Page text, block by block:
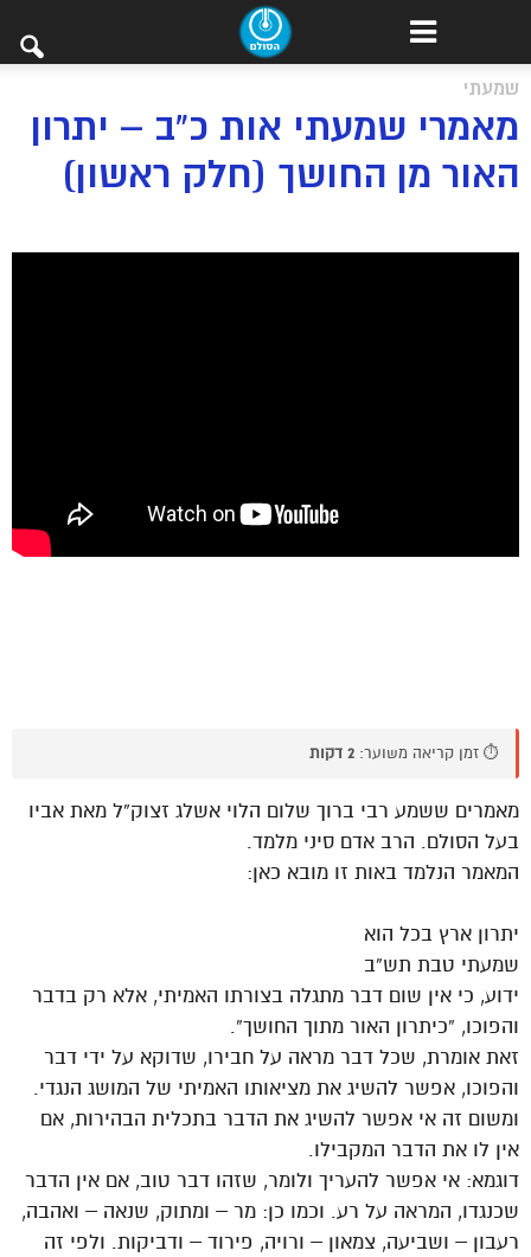
שמעתי
מאמרי שמעתי אות כ”ב – יתרון
האור מן החושך (חלק ראשון)
⏱️ זמן קריאה משוער: 2 דקות
מאמרים ששמע רבי ברוך שלום הלוי אשלג זצוק”ל מאת אביו
בעל הסולם. הרב אדם סיני מלמד.
המאמר הנלמד באות זו מובא כאן:
יתרון ארץ בכל הוא
שמעתי טבת תש”ב
ידוע, כי אין שום דבר מתגלה בצורתו האמיתי, אלא רק בדבר
והפוכו, “כיתרון האור מתוך החושך”.
זאת אומרת, שכל דבר מראה על חבירו, שדוקא על ידי דבר
והפוכו, אפשר להשיג את מציאותו האמיתי של המושג הנגדי.
ומשום זה אי אפשר להשיג את הדבר בתכלית הבהירות, אם
אין לו את הדבר המקבילו.
דוגמא: אי אפשר להעריך ולומר, שזהו דבר טוב, אם אין הדבר
שכנגדו, המראה על רע. וכמו כן: מר – ומתוק, שנאה – ואהבה,
רעבון – ושביעה, צמאון – ורויה, פירוד – ודביקות. ולפי זה